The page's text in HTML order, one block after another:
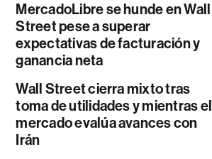
MercadoLibre se hunde en Wall
Street pese a superar
expectativas de facturación y
ganancia neta
Wall Street cierra mixto tras
toma de utilidades y mientras el
mercado evalúa avances con
Irán